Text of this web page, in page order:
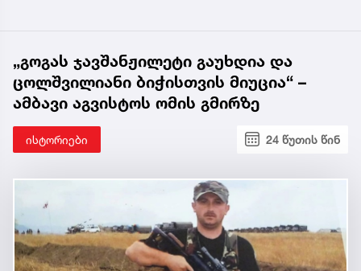
„გოგას ჯავშანჟილეტი გაუხდია და
ცოლშვილიანი ბიჭისთვის მიუცია“ –
ამბავი აგვისტოს ომის გმირზე
ისტორიები 24 წუთის წინ